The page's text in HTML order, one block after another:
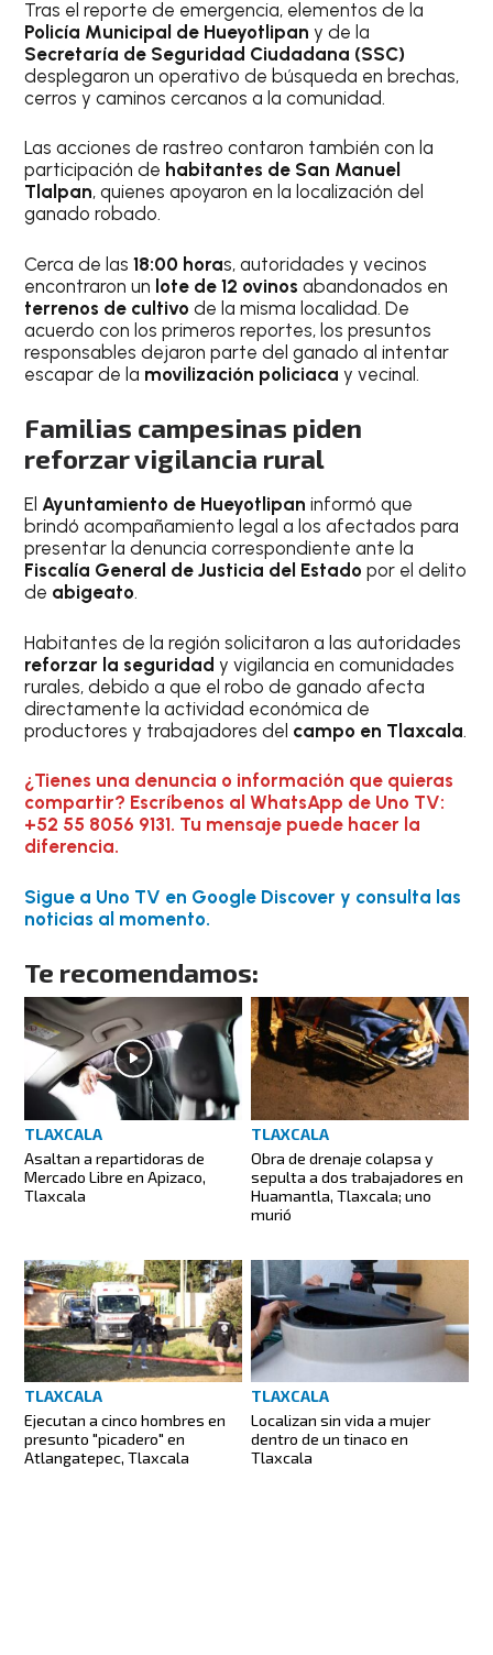
Tras el reporte de emergencia, elementos de la
Policía Municipal de Hueyotlipan y de la
Secretaría de Seguridad Ciudadana (SSC)
desplegaron un operativo de búsqueda en brechas,
cerros y caminos cercanos a la comunidad.
Las acciones de rastreo contaron también con la
participación de habitantes de San Manuel
Tlalpan, quienes apoyaron en la localización del
ganado robado.
Cerca de las18:00 horas, autoridades y vecinos
encontraron un lote de 12 ovinos abandonados en
terrenos de cultivo de la misma localidad. De
acuerdo con los primeros reportes, los presuntos
responsables dejaron parte del ganado al intentar
escapar de la movilización policiaca y vecinal.
Familias campesinas piden
reforzar vigilancia rural
ElAyuntamiento de Hueyotlipan informó que
brindó acompañamiento legal a los afectados para
presentar la denuncia correspondiente ante la
Fiscalía General de Justicia del Estadopor el delito
de abigeato.
Habitantes de la región solicitaron a las autoridades
reforzar la seguridad y vigilancia en comunidades
rurales, debido a que el robo de ganado afecta
directamente la actividad económica de
productores y trabajadores del campo en Tlaxcala.
¿Tienes una denuncia o información que quieras
compartir? Escríbenos al WhatsApp de Uno TV:
+52 55 8056 9131. Tu mensaje puede hacer la
diferencia.
Sigue a Uno TV en Google Discover y consulta las
noticias al momento.
Te recomendamos:
TLAXCALA
Asaltan a repartidoras de
Mercado Libre en Apizaco,
Tlaxcala
TLAXCALA
Obra de drenaje colapsa y
sepulta a dos trabajadores en
Huamantla, Tlaxcala; uno
murió
TLAXCALA
Ejecutan a cinco hombres en
presunto "picadero" en
Atlangatepec, Tlaxcala
TLAXCALA
Localizan sin vida a mujer
dentro de un tinaco en
Tlaxcala